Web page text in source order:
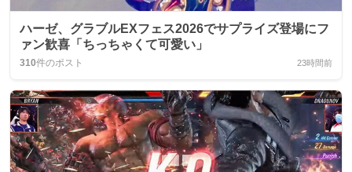
ハーゼ、グラブルEXフェス2026でサプライズ登場にフ
ァン歓喜「ちっちゃくて可愛い」
310件のポスト 23時間前